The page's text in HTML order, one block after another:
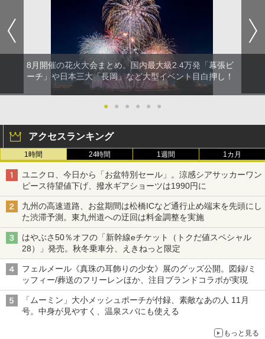
8月開催の花火大会まとめ。国内最大級2.4万発「幕張ビ
ーチ」や日本三大「長岡」など大型イベント目白押し！
● ● ● ● ● ●
アクセスランキング
1時間 24時間 1週間 1カ月
ユニクロ、今日から「お盆特別セール」。涼感シアサッカーワン
ピース待望値下げ、撥水ギアショーツは1990円に
九州の高速道路、お盆期間は松橋ICなど通行止め端末を先頭にし
た渋滞予測。東九州道への迂回は料金調整を実施
はやぶさ50％オフの「新幹線eチケット（トクだ値スペシャル
28）」発売。秋冬乗車分、えきねっと限定
フェルメール《真珠の耳飾りの少女》展のグッズ公開。図録/ミ
ッフィー/葬送のフリーレンほか、注目ブランドコラボが実現
「ムーミン」大小メッシュポーチが付録、素敵なあの人 11月
号。中身が見やすく、温泉スパにも使える
もっと見る